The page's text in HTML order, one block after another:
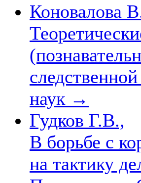
Коновалова
наук →
Гудков Г.В.,
В борьбе с
на тактику